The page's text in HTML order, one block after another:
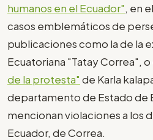
humanos en el Ecuador", en
casos emblemáticos de
publicaciones como la de la
Ecuatoriana "Tatay Correa",
de la protesta" de Karla
departamento de Estado de
mencionan violaciones a los
Ecuador, de Correa.